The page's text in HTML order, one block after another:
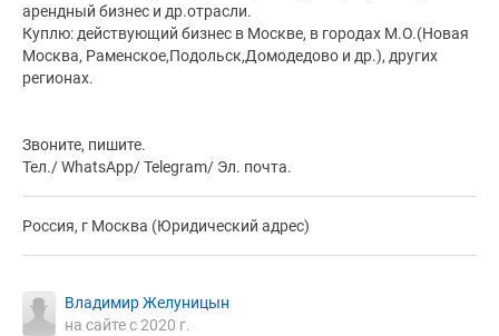
арендный бизнес и др.отрасли.
Куплю: действующий бизнес в Москве, в городах М.О.(Новая
Москва, Раменское,Подольск,Домодедово и др.), других
регионах.
Звоните, пишите.
Тел./ WhatsApp/ Telegram/ Эл. почта.
Россия, г Москва (Юридический адрес)
Владимир Желуницын
на сайте с 2020 г.